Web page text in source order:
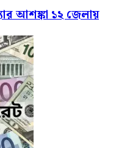
আশঙ্কা ১২ জেলায়